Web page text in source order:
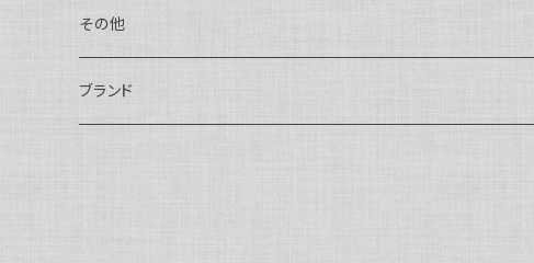
トートバッグ
バックパック・リュックサック
指輪
ピアス・イヤリング
アナログ・機械式
アナログ・クォーツ
その他
ペン・万年筆
ブランド